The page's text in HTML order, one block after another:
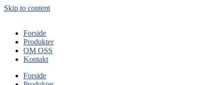
Skip to content
Forside
Produkter
OM OSS
Kontakt
Forside